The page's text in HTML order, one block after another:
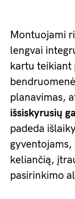
Montuojami
lengvai
kartu teikiant
planavimas,
išsiskyrusių
padeda
keliančią,
pasirinkimo